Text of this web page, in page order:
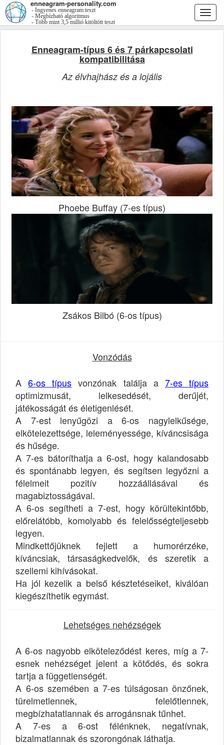
enneagram-personality.com
- Ingyenes enneagram teszt
- Megbízható algoritmus
- Több mint 3,5 millió kitöltött teszt
Enneagram-típus 6 és 7 párkapcsolati
kompatibilitása
Az élvhajhász és a lojális
Phoebe Buffay (7-es típus)
Zsákos Bilbó (6-os típus)
Vonzódás
A6-os típus vonzónak találja a 7-es típus
optimizmusát, lelkesedését, derűjét,
játékosságát és életigenlését.
A 7-est lenyűgözi a 6-os nagylelkűsége,
elkötelezettsége, leleményessége, kíváncsisága
és hűsége.
A 7-es bátoríthatja a 6-ost, hogy kalandosabb
és spontánabb legyen, és segítsen legyőzni a
félelmeit pozitív hozzáállásával és
magabiztosságával.
A 6-os segítheti a 7-est, hogy körültekintőbb,
előrelátóbb, komolyabb és felelősségteljesebb
legyen.
Mindkettőjüknek fejlett a humorérzéke,
kíváncsiak, társaságkedvelők, és szeretik a
szellemi kihívásokat.
Ha jól kezelik a belső késztetéseiket, kiválóan
kiegészíthetik egymást.
Lehetséges nehézségek
A 6-os nagyobb elköteleződést keres, míg a 7-
esnek nehézséget jelent a kötődés, és sokra
tartja a függetlenségét.
A 6-os szemében a 7-es túlságosan önzőnek,
türelmetlennek, felelőtlennek,
megbízhatatlannak és arrogánsnak tűnhet.
A 7-es a 6-ost félénknek, negatívnak,
bizalmatlannak és szorongónak láthatja.